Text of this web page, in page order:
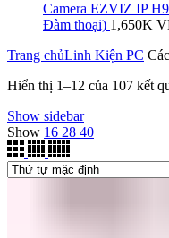
Camera EZVIZ IP
Đàm thoại) 1,650K
Trang chủLinh Kiện PC
Hiển thị 1–12 của 107 kết
Show sidebar
Show 16 28 40